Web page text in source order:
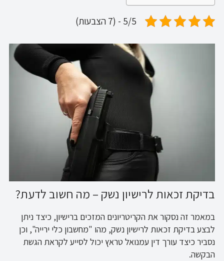
5/5 - (7 הצבעות)
בדיקת זכאות לרישיון נשק – מה חשוב לדעת?
במאמר זה נסקור את הקריטריונים המזכים ברישיון, כיצד ניתן
לבצע בדיקת זכאות לרישיון נשק, מהו "מחשבון כלי ירייה", וכן
נסביר כיצד עורך דין עמנואל טראץ יכול לסייע לקראת הגשת
הבקשה.